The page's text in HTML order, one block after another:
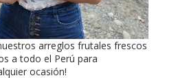
arreglos frutales frescos
a todo el Perú para
ocasión!